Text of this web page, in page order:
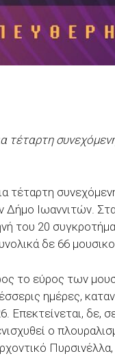
τέταρτη
τέταρτη
Ιωαννιτών.
του 20
δε 66
το εύρος των
ημέρες,
Επεκτείνεται, δε,
ο